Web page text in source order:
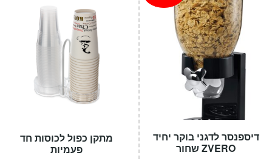
מתקן כפול לכוסות חד
פעמיות
דיספנסר לדגני בוקר יחיד
ZVERO שחור